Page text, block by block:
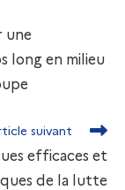
une
long en milieu
suivant
efficaces et
de la lutte